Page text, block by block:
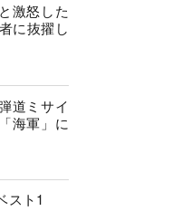
激怒した
に抜擢し
道ミサイ
海軍」に
スト1